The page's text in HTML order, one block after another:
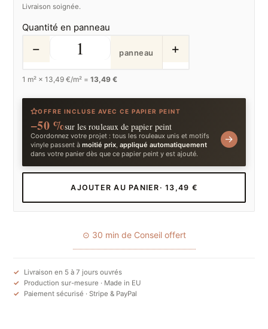
Livraison soignée.
Quantité en panneau
− panneau +
1 m² ×13,49 €/m² =13,49 €
OFFRE INCLUSE AVEC CE PAPIER PEINT
−50 %sur les rouleaux de papier peint
Coordonnez votre projet : tous les rouleaux unis et motifs
vinyle passent àmoitié prix,appliqué automatiquement
dans votre panier dès que ce papier peint y est ajouté.
→
AJOUTER AU PANIER · 13,49 €
⊙ 30 min de Conseil offert
Livraison en 5 à 7 jours ouvrés
Production sur-mesure · Made in EU
Paiement sécurisé · Stripe & PayPal